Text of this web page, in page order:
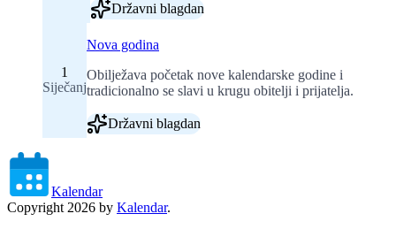
Državni blagdan
1
Siječanj
Nova godina
Obilježava početak nove kalendarske godine i
tradicionalno se slavi u krugu obitelji i prijatelja.
Državni blagdan
Kalendar
Copyright 2026 by Kalendar.